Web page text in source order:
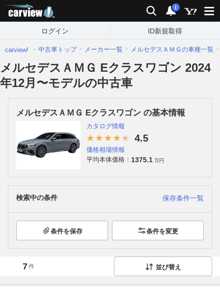
検索 通知
i
ログイン ID新規取得
carview! 中古車トップ メーカー一覧 メルセデスＡＭＧの車種一覧
メルセデスＡＭＧ Eクラスワゴン 2024
年12月〜モデルの中古車
メルセデスＡＭＧ Eクラスワゴン の基本情報
カタログ情報
4.5
価格相場情報
平均本体価格： 1375.1 万円
検索中の条件 保存条件一覧
条件を保存 条件を変更
7件 並び替え